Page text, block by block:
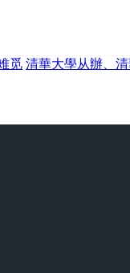
觅 清華大學从辦、